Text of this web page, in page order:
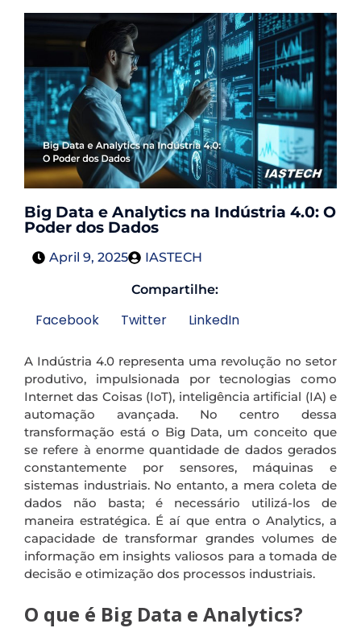
Big Data e Analytics na Indústria 4.0: O
Poder dos Dados
April 9, 2025 IASTECH
Compartilhe:
Facebook Twitter LinkedIn
A Indústria 4.0 representa uma revolução no setor
produtivo, impulsionada por tecnologias como
Internet das Coisas (IoT), inteligência artificial (IA) e
automação avançada. No centro dessa
transformação está o Big Data, um conceito que
se refere à enorme quantidade de dados gerados
constantemente por sensores, máquinas e
sistemas industriais. No entanto, a mera coleta de
dados não basta; é necessário utilizá-los de
maneira estratégica. É aí que entra o Analytics, a
capacidade de transformar grandes volumes de
informação em insights valiosos para a tomada de
decisão e otimização dos processos industriais.
O que é Big Data e Analytics?